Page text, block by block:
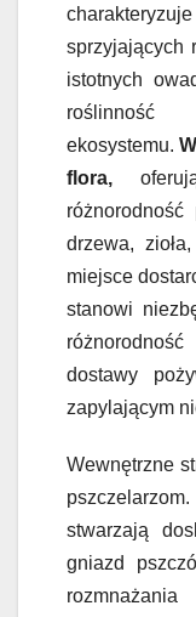
sprzyjających
istotnych
roślinność
ekosystemu.
flora,
drzewa,
miejsce
stanowi
dostawy
zapylającym
Wewnętrzne
stwarzają
gniazd